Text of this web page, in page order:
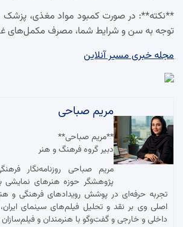
**نکته**: در صورت کمبود مواد مغذی،
توجه به سن و شرایط شما، مصرف مکمل‌های
مجله خبری مسیر آنلاین
مریم صباحی
**مریم صباحی**
دبیر گروه فرهنگ و هنر
مریم صباحی روزنامه‌نگار
پژوهشگر حوزه هنرهای نمایشی
تجربه حرفه‌ای در پوشش رویدادهای فرهنگی و
اصلی وی بر نقد و تحلیل فیلم‌های سینمای
داخلی و خارجی و گفت‌وگو با هنرمندان و